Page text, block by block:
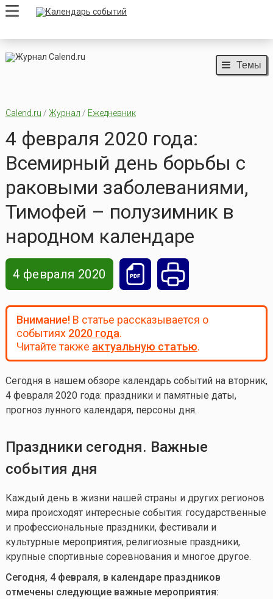
Темы
Calend.ru / Журнал / Ежедневник
4 февраля 2020 года:
Всемирный день борьбы с
раковыми заболеваниями,
Тимофей – полузимник в
народном календаре
4 февраля 2020
Внимание!В статье рассказывается о
событиях 2020 года.
Читайте также актуальную статью.
Сегодня в нашем обзоре календарь событий на вторник,
4 февраля 2020 года: праздники и памятные даты,
прогноз лунного календаря, персоны дня.
Праздники сегодня. Важные
события дня
Каждый день в жизни нашей страны и других регионов
мира происходят интересные события: государственные
и профессиональные праздники, фестивали и
культурные мероприятия, религиозные праздники,
крупные спортивные соревнования и многое другое.
Сегодня, 4 февраля, в календаре праздников
отмечены следующие важные мероприятия: